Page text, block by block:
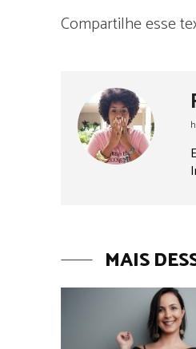
Compartilhe esse
MAIS